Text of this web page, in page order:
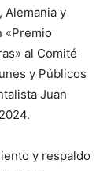
Alemania y
«Premio
al Comité
y Públicos
Juan
y respaldo